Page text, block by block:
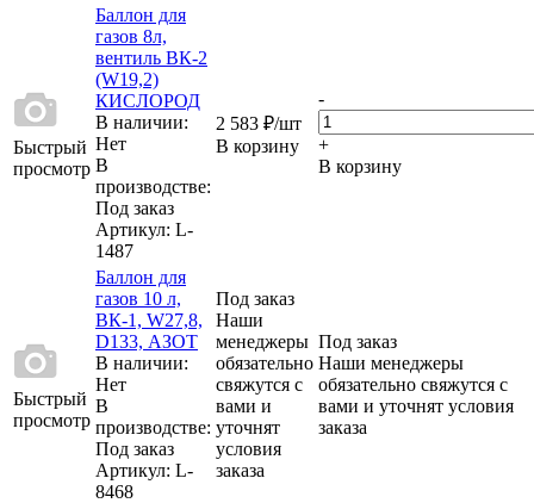
Быстрый
просмотр
Баллон для
газов 8л,
вентиль ВК-2
(W19,2)
КИСЛОРОД
В наличии:
Нет
В
производстве:
Под заказ
Артикул: L-
1487
2 583 ₽/шт
В корзину
-
+
В корзину
Быстрый
просмотр
Баллон для
газов 10 л,
ВК-1, W27,8,
D133, АЗОТ
В наличии:
Нет
В
производстве:
Под заказ
Артикул: L-
8468
Под заказ
Наши
менеджеры
обязательно
свяжутся с
вами и
уточнят
условия
заказа
Под заказ
Наши менеджеры
обязательно свяжутся с
вами и уточнят условия
заказа